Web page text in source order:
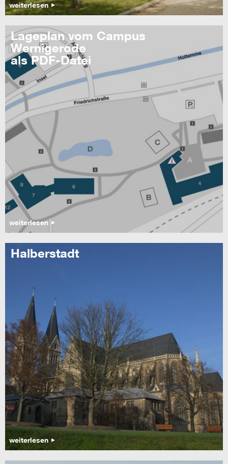
weiterlesen
Lageplan vom Campus
Wernigerode
als PDF-Datei
weiterlesen
Halberstadt
weiterlesen